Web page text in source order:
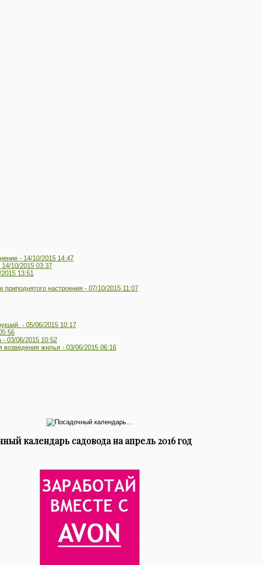
- 14/10/2015 14:47
14/10/2015 03:37
2015 13:51
настроения - 07/10/2015 11:07
- 05/06/2015 10:17
- 03/06/2015 10:52
возведения жилья - 03/06/2015 06:16
календарь садовода на апрель 2016 год